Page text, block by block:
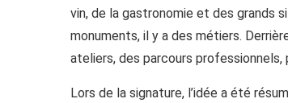
vin, de la gastronomie et des grands
monuments, il y a des métiers.
ateliers, des parcours
Lors de la signature, l’idée a été